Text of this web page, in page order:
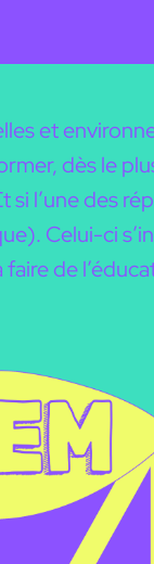
et
dès le
l’une des
Celui-ci
de